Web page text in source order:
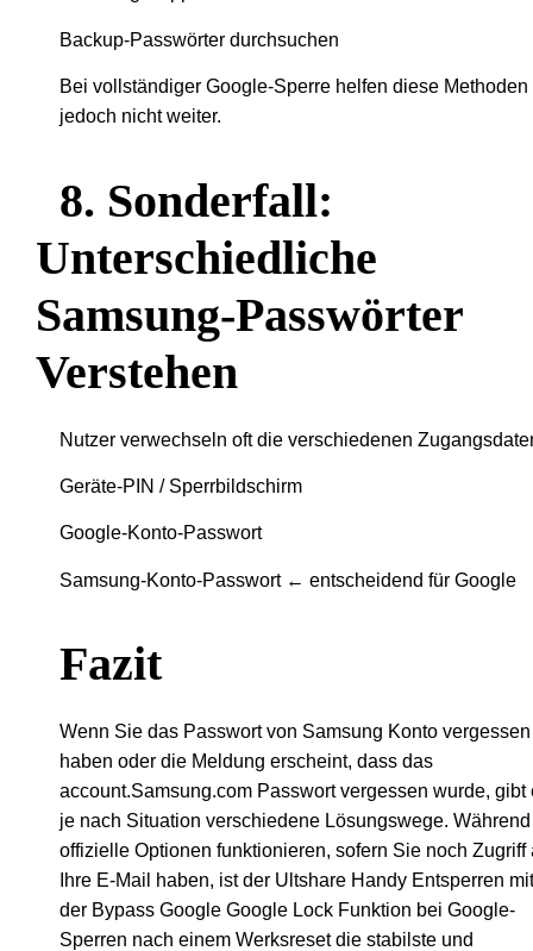
Backup-Passwörter durchsuchen
Bei vollständiger Google-Sperre helfen diese Methoden
jedoch nicht weiter.
8. Sonderfall:
Unterschiedliche
Samsung-Passwörter
Verstehen
Nutzer verwechseln oft die verschiedenen
Geräte-PIN / Sperrbildschirm
Google-Konto-Passwort
Samsung-Konto-Passwort ← entscheidend für Google
Fazit
Wenn Sie das Passwort von Samsung Konto vergessen
haben oder die Meldung erscheint, dass das
account.Samsung.com Passwort vergessen wurde, gibt
je nach Situation verschiedene Lösungswege. Während
offizielle Optionen funktionieren, sofern Sie noch Zugriff
Ihre E-Mail haben, ist der Ultshare Handy Entsperren mit
der Bypass Google Google Lock Funktion bei Google-
Sperren nach einem Werksreset die stabilste und